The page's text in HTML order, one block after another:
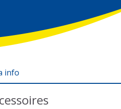
info
Filterpompen zwembad
Zwembadmaterialen